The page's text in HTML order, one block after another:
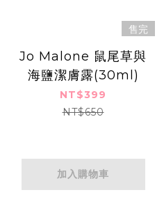
售完
Jo Malone 鼠尾草與
海鹽潔膚露(30ml)
NT$399
NT$650
加入購物車